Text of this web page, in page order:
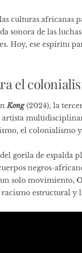
culturas africanas
sonora de las
Hoy, ese espíritu
el
Kong (2024), la
el colonialismo
gorila de espalda
negros-
solo movimiento,
racismo estructural